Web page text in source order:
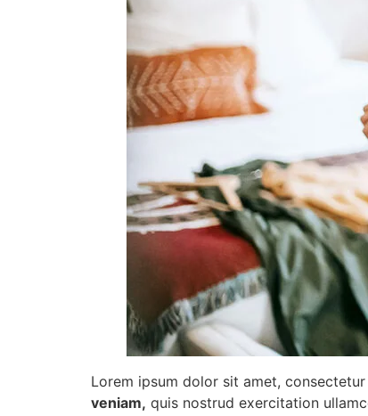
Lorem ipsum dolor sit amet,
veniam, quis nostrud exercitation